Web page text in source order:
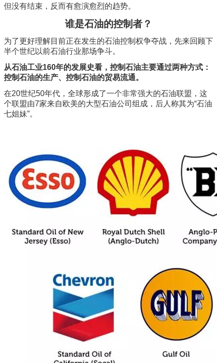
但没有结束，反而有愈演愈烈的趋势。
谁是石油的控制者？
为了更好理解目前正在发生的石油控制权争夺战，先来回顾下
半个世纪以前石油行业那场争斗。
从石油工业160年的发展史看，控制石油主要通过两种方式：
控制石油的生产、控制石油的贸易流通。
在20世纪50年代，全球形成了一个非常强大的石油联盟，这
个联盟由7家来自欧美的大型石油公司组成，后人称其为“石油
七姐妹”。